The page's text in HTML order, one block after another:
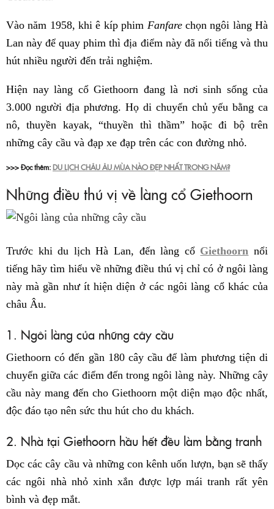
Vào năm 1958, khi ê kíp phim Fanfarechọn ngôi làng Hà
Lan này để quay phim thì địa điểm này đã nổi tiếng và thu
hút nhiều người đến trải nghiệm.
Hiện nay làng cổ Giethoorn đang là nơi sinh sống của
3.000 người địa phương. Họ di chuyển chủ yếu bằng ca
nô, thuyền kayak, “thuyền thì thầm” hoặc đi bộ trên
những cây cầu và đạp xe đạp trên các con đường nhỏ.
>>> Đọc thêm:DU LỊCH CHÂU ÂU MÙA NÀO ĐẸP NHẤT TRONG NĂM?
Những điều thú vị về làng cổ Giethoorn
Trước khi du lịch Hà Lan, đến làng cổ Giethoorn nổi
tiếng hãy tìm hiểu về những điều thú vị chỉ có ở ngôi làng
này mà gần như ít hiện diện ở các ngôi làng cổ khác của
châu Âu.
1. Ngôi làng của những cây cầu
Giethoorn có đến gần 180 cây cầu để làm phương tiện di
chuyển giữa các điểm đến trong ngôi làng này. Những cây
cầu này mang đến cho Giethoorn một diện mạo độc nhất,
độc đáo tạo nên sức thu hút cho du khách.
2. Nhà tại Giethoorn hầu hết đều làm bằng tranh
Dọc các cây cầu và những con kênh uốn lượn, bạn sẽ thấy
các ngôi nhà nhỏ xinh xắn được lợp mái tranh rất yên
bình và đẹp mắt.